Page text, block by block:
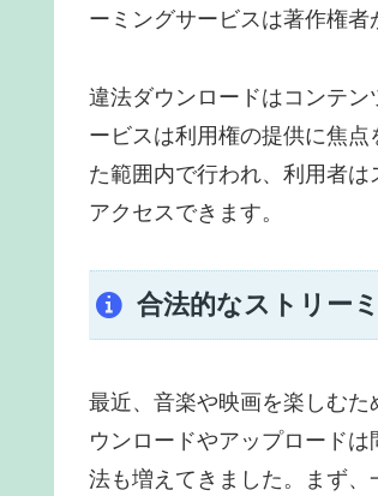
ーミングサービスは著作権者
違法ダウンロードはコンテ
ービスは利用権の提供に焦
た範囲内で行われ、利用者
アクセスできます。
合法的なストリー
最近、音楽や映画を楽しむ
ウンロードやアップロード
法も増えてきました。まず